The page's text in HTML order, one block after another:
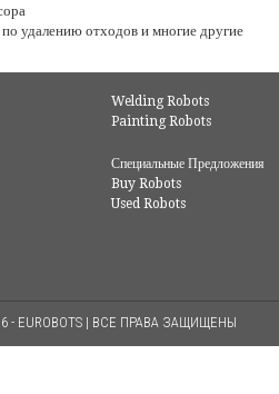
удалению отходов и многие другие
Welding Robots
Painting Robots
Специальные Предложения
Buy Robots
Used Robots
- EUROBOTS | ВСЕ ПРАВА ЗАЩИЩЕНЫ